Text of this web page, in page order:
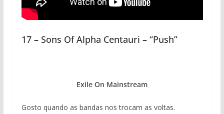
17 – Sons Of Alpha Centauri – “Push”
Exile On Mainstream
Gosto quando as bandas nos trocam as voltas.